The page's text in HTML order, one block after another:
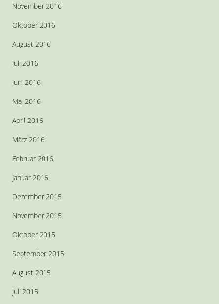
November 2016
Oktober 2016
August 2016
Juli 2016
Juni 2016
Mai 2016
April 2016
März 2016
Februar 2016
Januar 2016
Dezember 2015
November 2015
Oktober 2015
September 2015
August 2015
Juli 2015